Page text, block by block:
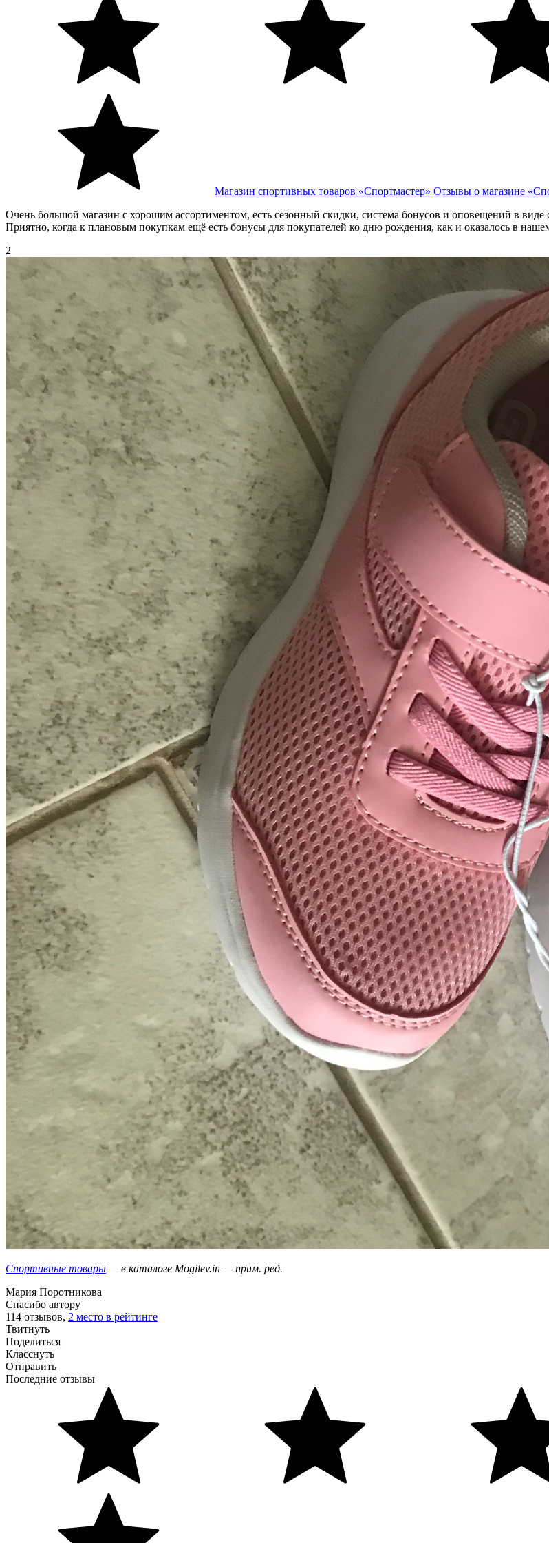
Магазин спортивных товаров «Спортмастер» Отзывы о магазине
Очень большой магазин с хорошим ассортиментом, есть сезонный скидки, система бонусов и оповещений в виде
Приятно, когда к плановым покупкам ещё есть бонусы для покупателей ко дню рождения, как и оказалось в
2
Спортивные товары — в каталоге Mogilev.in — прим. ред.
Мария Поротникова
Спасибо автору
114 отзывов, 2 место в рейтинге
Твитнуть
Поделиться
Класснуть
Отправить
Последние отзывы